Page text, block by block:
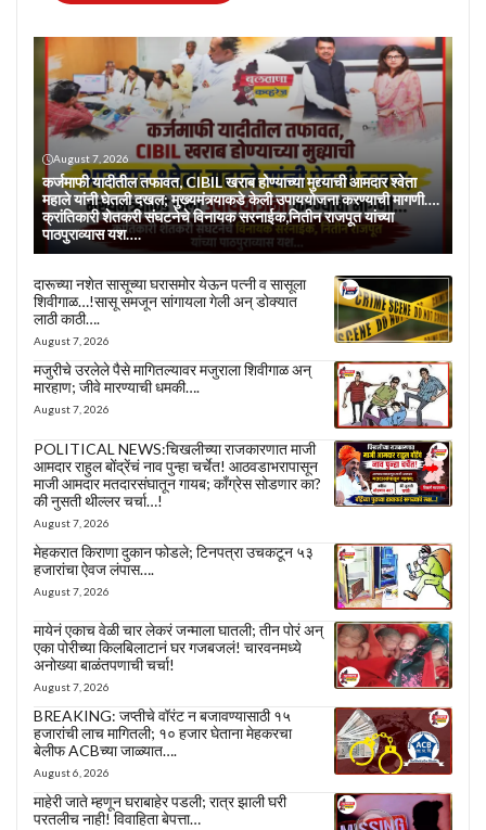
August 7, 2026
कर्जमाफी यादीतील तफावत, CIBIL खराब होण्याच्या मुद्द्याची आमदार श्वेता
महाले यांनी घेतली दखल; मुख्यमंत्र्याकडे केली उपाययोजना करण्याची मागणी….
क्रांतिकारी शेतकरी संघटनेचे विनायक सरनाईक,नितीन राजपूत यांच्या
पाठपुराव्यास यश….
दारूच्या नशेत सासूच्या घरासमोर येऊन पत्नी व सासूला
शिवीगाळ…!सासू समजून सांगायला गेली अन् डोक्यात
लाठी काठी….
August 7, 2026
मजुरीचे उरलेले पैसे मागितल्यावर मजुराला शिवीगाळ अन्
मारहाण; जीवे मारण्याची धमकी….
August 7, 2026
POLITICAL NEWS:चिखलीच्या राजकारणात माजी
आमदार राहुल बोंद्रेंचं नाव पुन्हा चर्चेत! आठवडाभरापासून
माजी आमदार मतदारसंघातून गायब; काँग्रेस सोडणार का?
की नुसती थील्लर चर्चा…!
August 7, 2026
मेहकरात किराणा दुकान फोडले; टिनपत्रा उचकटून ५३
हजारांचा ऐवज लंपास….
August 7, 2026
मायेनं एकाच वेळी चार लेकरं जन्माला घातली; तीन पोरं अन्
एका पोरीच्या किलबिलाटानं घर गजबजलं! चारवनमध्ये
अनोख्या बाळंतपणाची चर्चा!
August 7, 2026
BREAKING: जप्तीचे वॉरंट न बजावण्यासाठी १५
हजारांची लाच मागितली; १० हजार घेताना मेहकरचा
बेलीफ ACBच्या जाळ्यात….
August 6, 2026
माहेरी जाते म्हणून घराबाहेर पडली; रात्र झाली घरी
परतलीच नाही! विवाहिता बेपत्ता…